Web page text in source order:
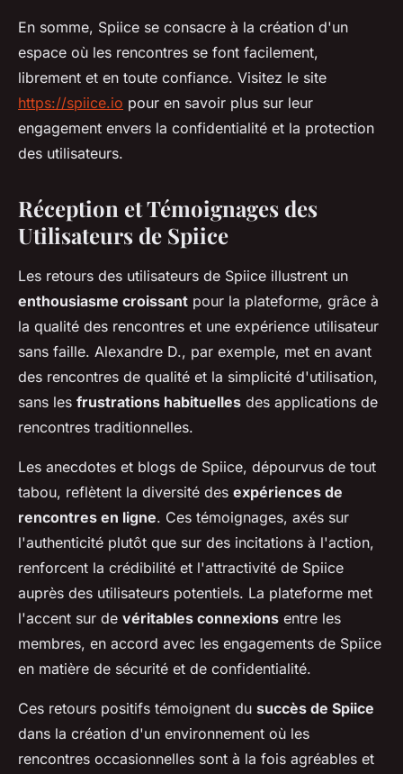
En somme, Spiice se consacre à la création d'un
espace où les rencontres se font facilement,
librement et en toute confiance. Visitez le site
https://spiice.io pour en savoir plus sur leur
engagement envers la confidentialité et la protection
des utilisateurs.
Réception et Témoignages des
Utilisateurs de Spiice
Les retours des utilisateurs de Spiice illustrent un
enthousiasme croissant pour la plateforme, grâce à
la qualité des rencontres et une expérience utilisateur
sans faille. Alexandre D., par exemple, met en avant
des rencontres de qualité et la simplicité d'utilisation,
sans les frustrations habituelles des applications de
rencontres traditionnelles.
Les anecdotes et blogs de Spiice, dépourvus de tout
tabou, reflètent la diversité des expériences de
rencontres en ligne. Ces témoignages, axés sur
l'authenticité plutôt que sur des incitations à l'action,
renforcent la crédibilité et l'attractivité de Spiice
auprès des utilisateurs potentiels. La plateforme met
l'accent sur de véritables connexions entre les
membres, en accord avec les engagements de Spiice
en matière de sécurité et de confidentialité.
Ces retours positifs témoignent du succès de Spiice
dans la création d'un environnement où les
rencontres occasionnelles sont à la fois agréables et